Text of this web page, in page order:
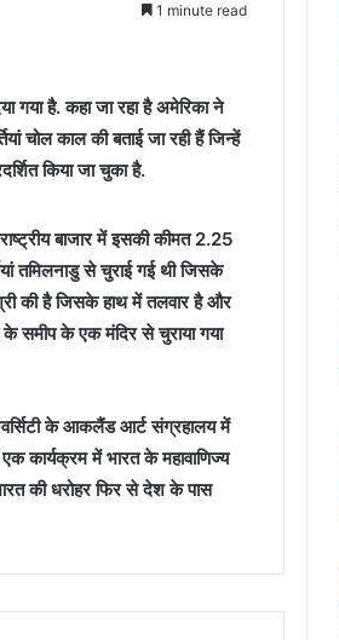
1 minute read
गया है. कहा जा रहा है अमेरिका ने
चोल काल की बताई जा रही हैं जिन्हें
किया जा चुका है.
बाजार में इसकी कीमत 2.25
तमिलनाडु से चुराई गई थी जिसके
की है जिसके हाथ में तलवार है और
के समीप के एक मंदिर से चुराया गया
के आकलैंड आर्ट संग्रहालय में
एक कार्यक्रम में भारत के महावाणिज्य
की धरोहर फिर से देश के पास